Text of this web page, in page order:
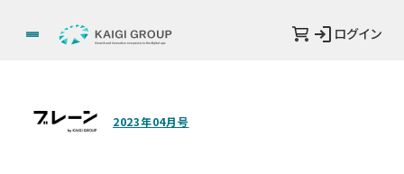
ログイン
2023年04月号